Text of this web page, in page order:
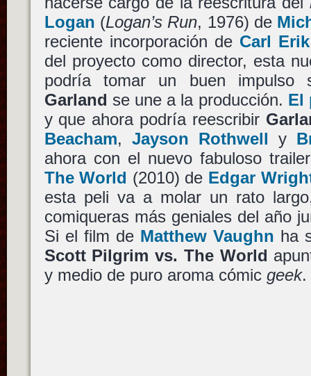
Logan (Logan’s Run, 1976) de
reciente incorporación de Carl
del proyecto como director, esta
podría tomar un buen impulso
Garland se une a la producción. El
y que ahora podría reescribir
Beacham, Jayson Rothwell y
ahora con el nuevo fabuloso
The World (2010) de Edgar
esta peli va a molar un rato
comiqueras más geniales del año
Si el film de Matthew Vaughn ha
Scott Pilgrim vs. The World
y medio de puro aroma cómic geek.